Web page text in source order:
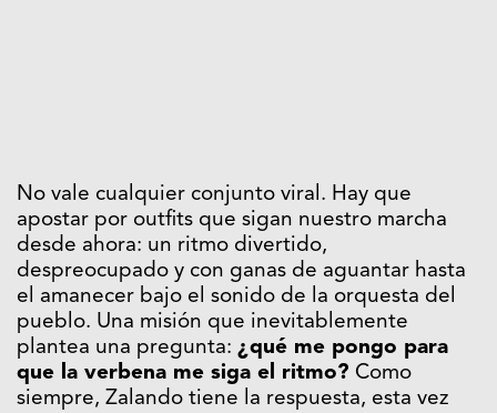
No vale cualquier conjunto viral. Hay que
apostar por outfits que sigan nuestro marcha
desde ahora: un ritmo divertido,
despreocupado y con ganas de aguantar hasta
el amanecer bajo el sonido de la orquesta del
pueblo. Una misión que inevitablemente
plantea una pregunta: ¿qué me pongo para
que la verbena me siga el ritmo? Como
siempre, Zalando tiene la respuesta, esta vez